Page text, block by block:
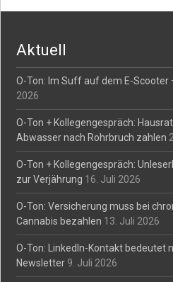
navigation
Aktuell
O-Ton: Im Suff auf dem E-Scooter
2026
O-Ton + Kollegengespräch:
Abwasser nach Rohrbruch zahlen
O-Ton + Kollegengespräch:
zur Verjährung 16. Juli 2026
O-Ton: Versicherung muss bei
Cannabis bezahlen 13. Juli 2026
O-Ton: LinkedIn-Kontakt bedeutet
Newsletter 9. Juli 2026